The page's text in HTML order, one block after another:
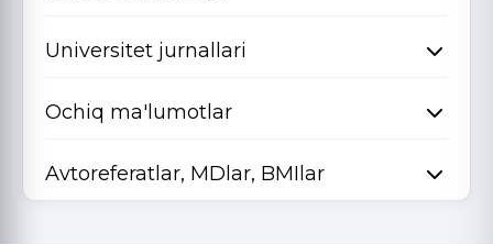
Universitet jurnallari
Ochiq ma'lumotlar
Avtoreferatlar, MDlar, BMIlar